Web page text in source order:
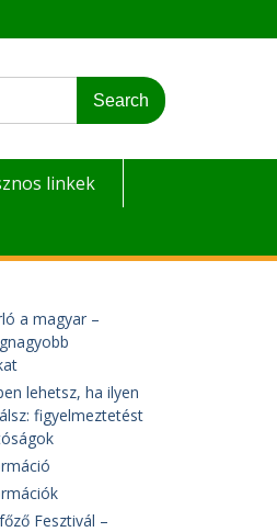
linkek
a magyar –
lehetsz, ha ilyen
figyelmeztetést
Fesztivál –